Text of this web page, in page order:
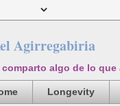
Agirregabiria
comparto algo de lo
Longevity